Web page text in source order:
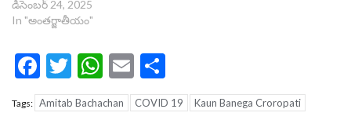
డిసెంబర్ 24, 2025
In "అంతర్జాతీయం"
Facebook
Twitter
WhatsApp
Email
Tags: Amitab Bachachan COVID 19 Kaun Banega Croropati